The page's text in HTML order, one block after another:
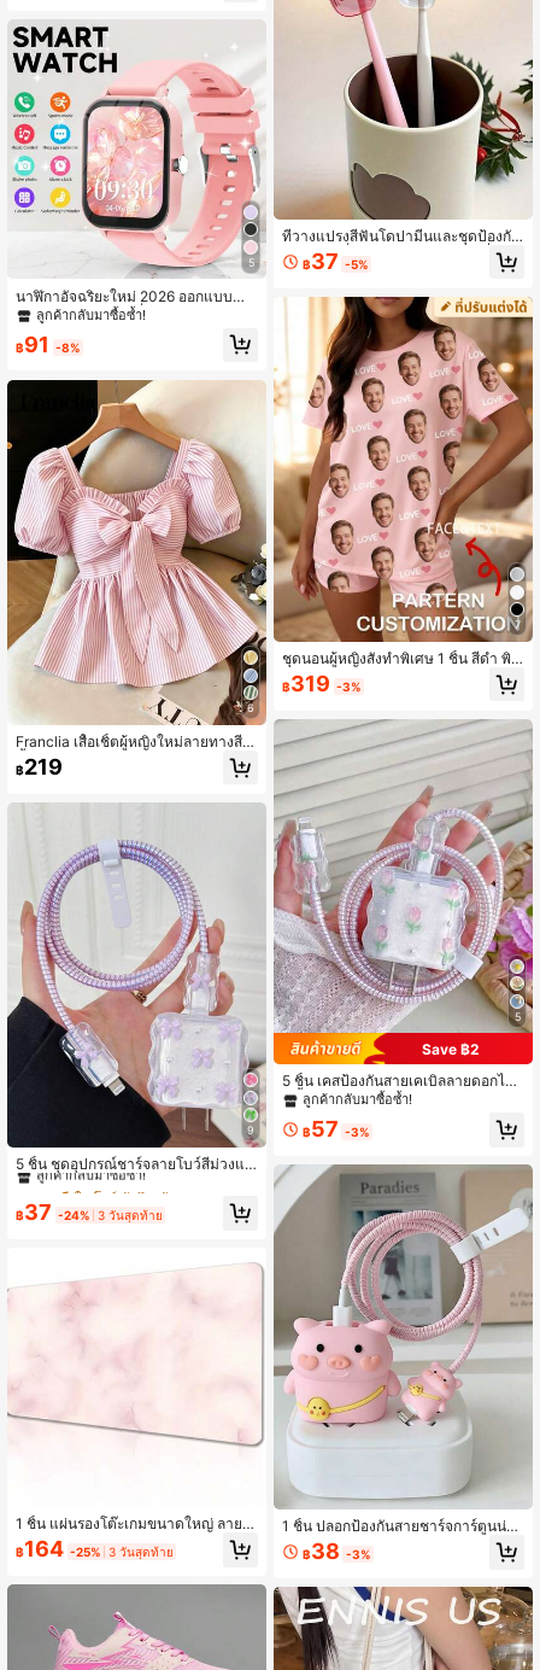
et 4
5
นาฬิกาอัจฉริยะใหม่ 2026 ออกแบบสำ
หรับผู้หญิงวัยรุ่นแฟชั่น ผู้ชาย และคู่รัก ร
องรับการโทรแบบไร้สาย ควบคุมเพลง เ
ข้ากันได้กับโทรศัพท์ Android/iOS ของ
นวาเลนไทน์ อีสเตอร์ ปีใหม่มุสลิม และวั
ลูกค้ากลับมาซื้อซ้ำ!
฿91 -8%
6
Franclia เสื้อเชิ้ตผู้หญิงใหม่ลายทางสี
น้ำเงินโบว์หน้าแขนพองเอวรวบชายบา
นลำลอง/ทางการสำหรับออกไปข้างนอ
฿219
9
5 ชิ้น ชุดอุปกรณ์ชาร์จลายโบว์สีม่วงแล
ะไข่มุกสีขาว (20W/18W), ประกอบด้วย
ตัวป้องกันสายชาร์จ, ฝาครอบหัวชาร์จ,
ตัวป้องกันสายชาร์จที่เข้ากันได้, อุปกร
ใน โบว์ ตัวป้องกันสายเคเบิล
ลูกค้ากลับมาซื้อซ้ำ!
#2 ขายดี
ลูกค้ากลับมาซื้อซ้ำ!
#2 ขายดี
ลูกค้ากลับมาซื้อซ้ำ!
#2 ขายดี
฿37 -24% 3 วันสุดท้าย
1 ชิ้น แผ่นรองโต๊ะเกมขนาดใหญ่ ลายหิ
นอ่อนสีชมพูและสีขาว/แผ่นรองเมาส์ -
ฐานยางกันลื่นขยายได้, แผ่นรองข้อมือ
การณ์สำนักงานและเกม, สไตล์มินิมอล,
เหมาะสำหรับคอมพิวเตอร์ทุกเครื่อง
฿164 -25% 3 วันสุดท้าย
ที่วางแปรงสีฟันโดปามีนและชุดป้องกัน
การ์ตูน - ที่วางแปรงสีฟันรูปเชอร์รี่และโ
บว์ และรูปสตรอว์เบอร์รี่ กล่องแปรงสีฟั
ายอากาศ เหมาะสำหรับใช้ที่บ้าน หอพัก
และการเดินทาง ลวดลายการ์ตูนสตรอว์
เบอร์รี่ | ชั้นวางหัวแปรงสีฟันน่ารัก เหม
าะสำหรับการจัดเก็บในห้องน้ำ สิ่งจำเป็
นสำหรับวิทยาลัย สิ่งจำเป็นสำหรับการเ
ดินทางที่บ้าน
฿37 -5%
7
ชุดนอนผู้หญิงสั่งทำพิเศษ 1 ชิ้น สีดำ พิม
พ์หน้าและข้อความส่วนตัว พร้อมลาย L
OVE และหัวใจสีชมพู ผ้าเนื้อนุ่ม สไตล์
฿319 -3%
5
Save ฿2
5 ชิ้น เคสป้องกันสายเคเบิลลายดอกไม้/
ผีเสื้อ/สายดาต้า สำหรับ Apple 15 Pro
นิ่ม 12 ที่ชาร์จ 11, ของขวัญที่ดีที่สุดสำห
ลูกค้ากลับมาซื้อซ้ำ!
฿57 -3%
1 ชิ้น ปลอกป้องกันสายชาร์จการ์ตูนน่ารั
ก หมูสีชมพู ป้องกันการแตกหัก ป้องกันก
ารสึกหรอ ปลอกตกแต่งสายชาร์จ เข้ากั
฿38 -3%